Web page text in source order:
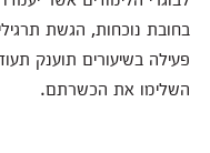
בחובת נוכחות, הגשת
פעילה בשיעורים תוענק
השלימו את הכשרתם.